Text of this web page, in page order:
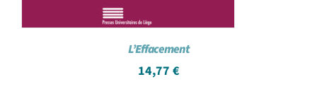
L’Effacement
14,77 €